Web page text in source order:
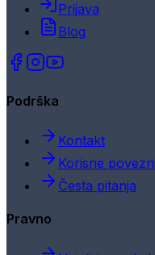
Prijava
Blog
Podrška
Kontakt
Korisne
Česta pitanja
Pravno